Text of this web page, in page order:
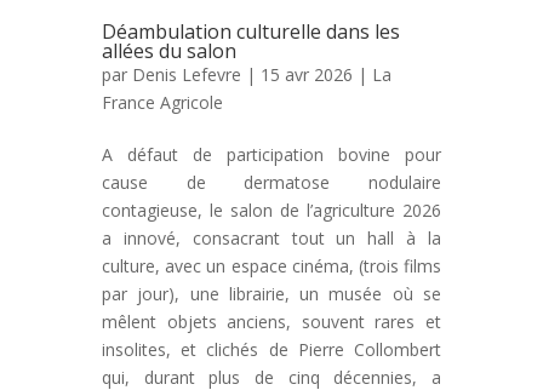
Déambulation culturelle dans les
allées du salon
par Denis Lefevre | 15 avr 2026 | La
France Agricole
A défaut de participation bovine pour
cause de dermatose nodulaire
contagieuse, le salon de l’agriculture 2026
a innové, consacrant tout un hall à la
culture, avec un espace cinéma, (trois films
par jour), une librairie, un musée où se
mêlent objets anciens, souvent rares et
insolites, et clichés de Pierre Collombert
qui, durant plus de cinq décennies, a